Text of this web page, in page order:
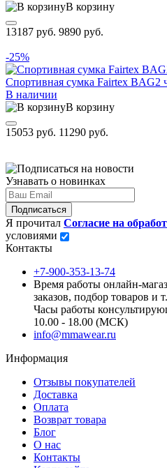
В корзину
13187 руб. 9890 руб.
-25%
Спортивная сумка Fairtex BAG2
В наличии
В корзину
15053 руб. 11290 руб.
Узнавать о новинках
Подписаться
Я прочитал Согласие на
условиями
Контакты
+7-900-353-13-74
Время работы онлайн-
заказов, подбор товаров и
Часы работы
10.00 - 18.00 (МСК)
info@mmawear.ru
Информация
Отзывы покупателей
Доставка
Оплата
Возврат товара
Блог
О нас
Контакты